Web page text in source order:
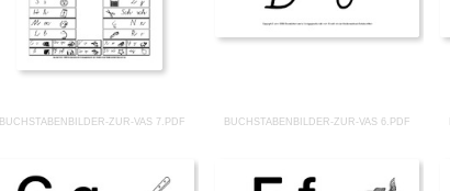
BUCHSTABENBILDER-ZUR-VAS 7.PDF BUCHSTABENBILDER-ZUR-VAS 6.PDF